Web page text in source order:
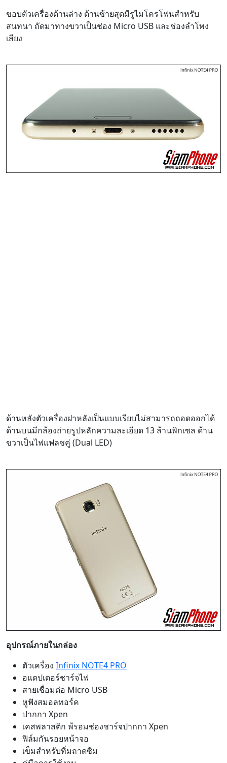
ขอบตัวเครื่องด้านล่าง ด้านซ้ายสุดมีรูไมโครโฟนสำหรับ
สนทนา ถัดมาทางขวาเป็นช่อง Micro USB และช่องลำโพง
เสียง
ด้านหลังตัวเครื่องฝาหลังเป็นแบบเรียบไม่สามารถถอดออกได้
ด้านบนมีกล้องถ่ายรูปหลักความละเอียด 13 ล้านพิกเซล ด้าน
ขวาเป็นไฟแฟลชคู่ (Dual LED)
อุปกรณ์ภายในกล่อง
ตัวเครื่อง Infinix NOTE4 PRO
อแดปเตอร์ชาร์จไฟ
สายเชื่อมต่อ Micro USB
หูฟังสมอลทอร์ค
ปากกา Xpen
เคสพลาสติก พ้รอมช่องชาร์จปากกา Xpen
ฟิล์มกันรอยหน้าจอ
เข็มสำหรับทิ่มถาดซิม